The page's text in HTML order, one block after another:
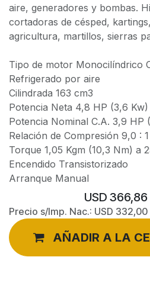
aire, generadores y bombas.
cortadoras de césped,
agricultura, martillos, sierras
Tipo de motor Monocilíndrico
Refrigerado por aire
Cilindrada 163 cm3
Potencia Neta 4,8 HP (3,6
Potencia Nominal C.A. 3,9 HP
Relación de Compresión 9,0 : 1
Torque 1,05 Kgm (10,3 Nm) a
Encendido Transistorizado
Arranque Manual
USD 366,86
Precio s/Imp. Nac.: USD 332,00
AÑADIR A LA